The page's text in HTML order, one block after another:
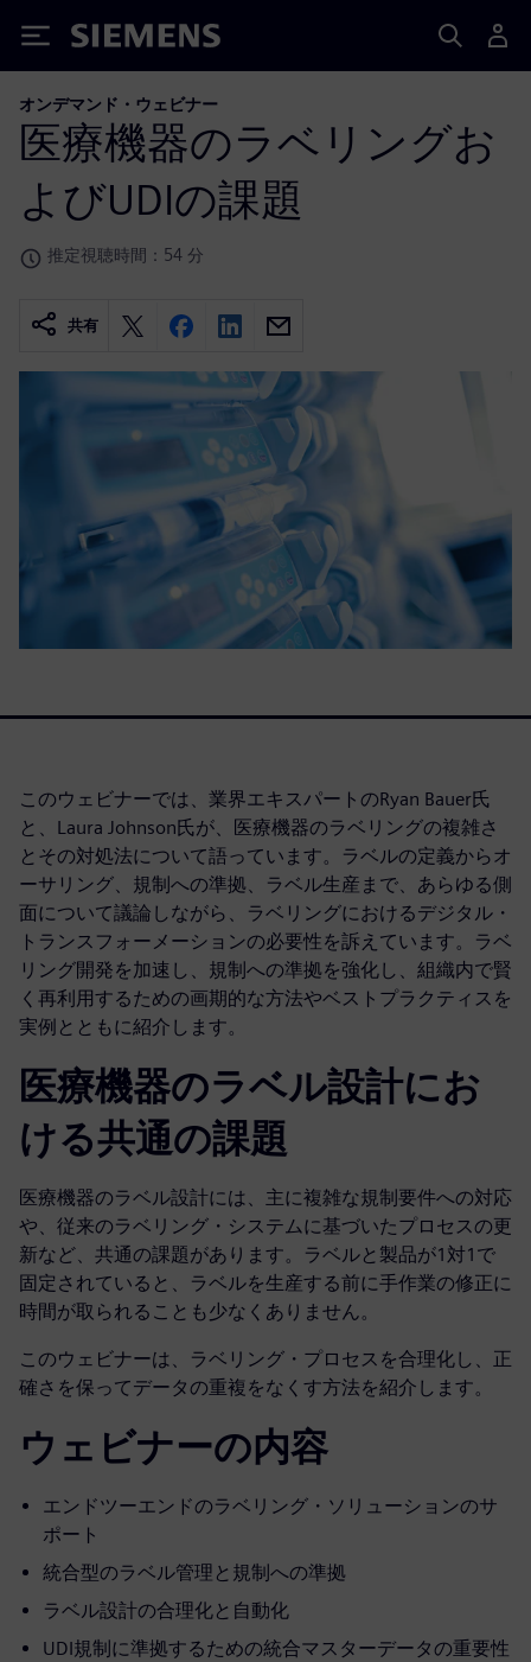
Siemens
オンデマンド・ウェビナー
医療機器のラベリングお
よびUDIの課題
推定視聴時間：54 分
共有
このウェビナーでは、業界エキスパートのRyan Bauer氏
と、Laura Johnson氏が、医療機器のラベリングの複雑さ
とその対処法について語っています。ラベルの定義からオ
ーサリング、規制への準拠、ラベル生産まで、あらゆる側
面について議論しながら、ラベリングにおけるデジタル・
トランスフォーメーションの必要性を訴えています。ラベ
リング開発を加速し、規制への準拠を強化し、組織内で賢
く再利用するための画期的な方法やベストプラクティスを
実例とともに紹介します。
医療機器のラベル設計にお
ける共通の課題
医療機器のラベル設計には、主に複雑な規制要件への対応
や、従来のラベリング・システムに基づいたプロセスの更
新など、共通の課題があります。ラベルと製品が1対1で
固定されていると、ラベルを生産する前に手作業の修正に
時間が取られることも少なくありません。
このウェビナーは、ラベリング・プロセスを合理化し、正
確さを保ってデータの重複をなくす方法を紹介します。
ウェビナーの内容
エンドツーエンドのラベリング・ソリューションのサ
ポート
統合型のラベル管理と規制への準拠
ラベル設計の合理化と自動化
UDI規制に準拠するための統合マスターデータの重要性